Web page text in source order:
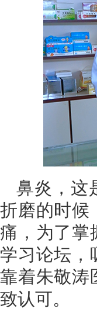
鼻炎，这
折磨的时候
痛，为了掌
学习论坛，
靠着朱敬涛
致认可。